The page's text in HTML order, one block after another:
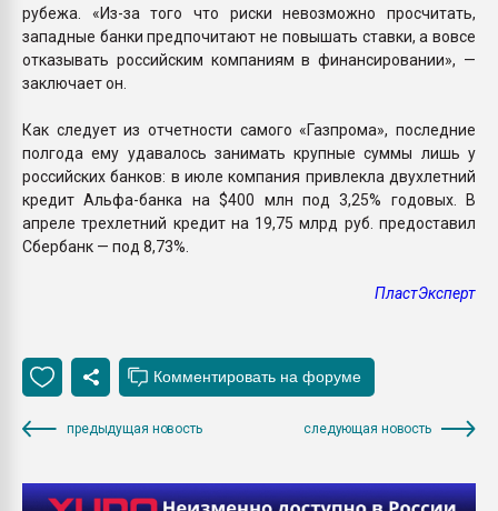
рубежа. «Из-за того что риски невозможно просчитать,
западные банки предпочитают не повышать ставки, а вовсе
отказывать российским компаниям в финансировании», —
заключает он.
Как следует из отчетности самого «Газпрома», последние
полгода ему удавалось занимать крупные суммы лишь у
российских банков: в июле компания привлекла двухлетний
кредит Альфа-банка на $400 млн под 3,25% годовых. В
апреле трехлетний кредит на 19,75 млрд руб. предоставил
Сбербанк — под 8,73%.
ПластЭксперт
предыдущая новость следующая новость